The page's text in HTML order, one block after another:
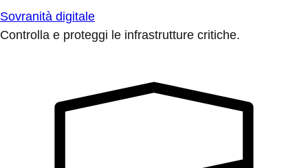
Sovranità digitale
Controlla e proteggi le infrastrutture critiche.